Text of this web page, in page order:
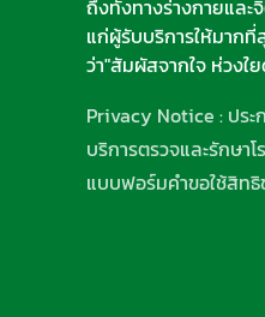
ถึงทั้งทางร่างกายและ
แก่ผู้รับบริการให้มาก
ว่า"สัมผัสจากใจ ห่วง
Privacy Notice : ประ
บริการตรวจและรักษาโ
แบบฟอร์มคำขอใช้สิท